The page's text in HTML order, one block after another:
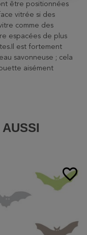
être positionnées
vitrée si des
comme des
espacées de plus
est fortement
savonneuse ; cela
aisément
favorite_border